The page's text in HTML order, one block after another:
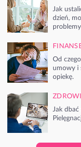
Jak
dzień,
Od
umowy i
opiekę.
Jak